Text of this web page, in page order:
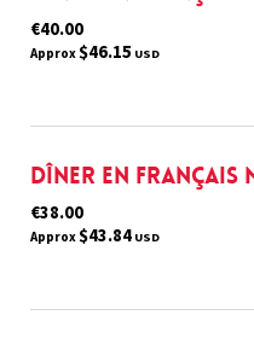
€40.00
Approx$46.15 USD
Dîner en français
€38.00
Approx$43.84 USD